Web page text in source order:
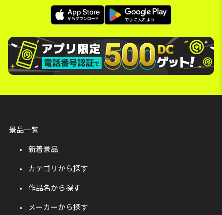
景品一覧
新着景品
カテゴリから探す
作品名から探す
メーカーから探す